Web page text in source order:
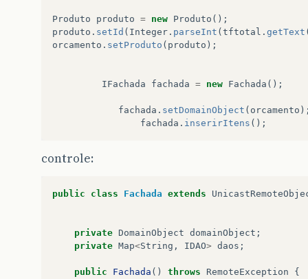
return true
Produto produto = new Produto ();
produto . setId ( Integer . parseInt ( tftotal . getText
orcamento . setProduto ( produto );
IFachada fachada = new Fachada ();
fachada . setDomainObject ( orcamento
fachada . inserirItens ();
controle:
public class Fachada extends
private DomainObject domainObject ;
private Map<String , IDAO> daos ;
public Fachada () throws RemoteException {